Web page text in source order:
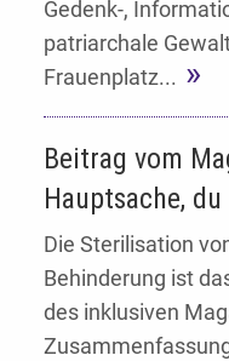
Gedenk-,
patriarchale
Frauenplatz...
Beitrag vom
Hauptsache,
Die Sterilisation
Behinderung ist
des inklusiven